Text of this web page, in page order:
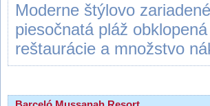
Moderne štýlovo
piesočnatá pláž
reštaurácie a množstvo